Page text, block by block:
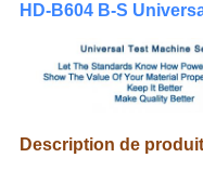
HD-B604 B-S
Description de